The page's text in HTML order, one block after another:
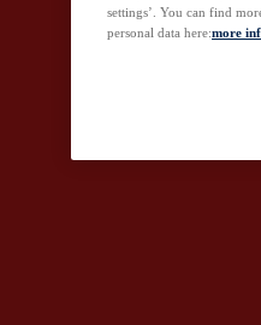
settings’. You can find
personal data here:more